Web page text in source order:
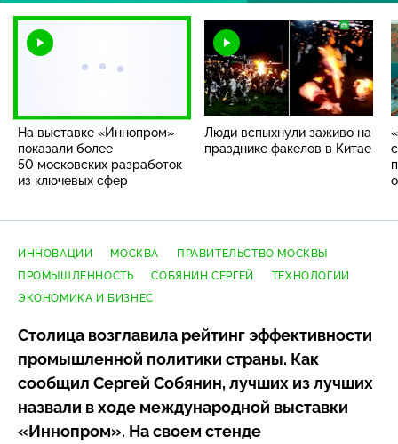
На выставке «Иннопром»
показали более
50 московских разработок
из ключевых сфер
Люди вспыхнули заживо на
празднике факелов в Китае
ИННОВАЦИИ МОСКВА
ПРАВИТЕЛЬСТВО МОСКВЫ
ПРОМЫШЛЕННОСТЬ
СОБЯНИН СЕРГЕЙ
ТЕХНОЛОГИИ
ЭКОНОМИКА И БИЗНЕС
Столица возглавила рейтинг эффективности
промышленной политики страны. Как
сообщил Сергей Собянин, лучших из лучших
назвали в ходе международной выставки
«Иннопром». На своем стенде